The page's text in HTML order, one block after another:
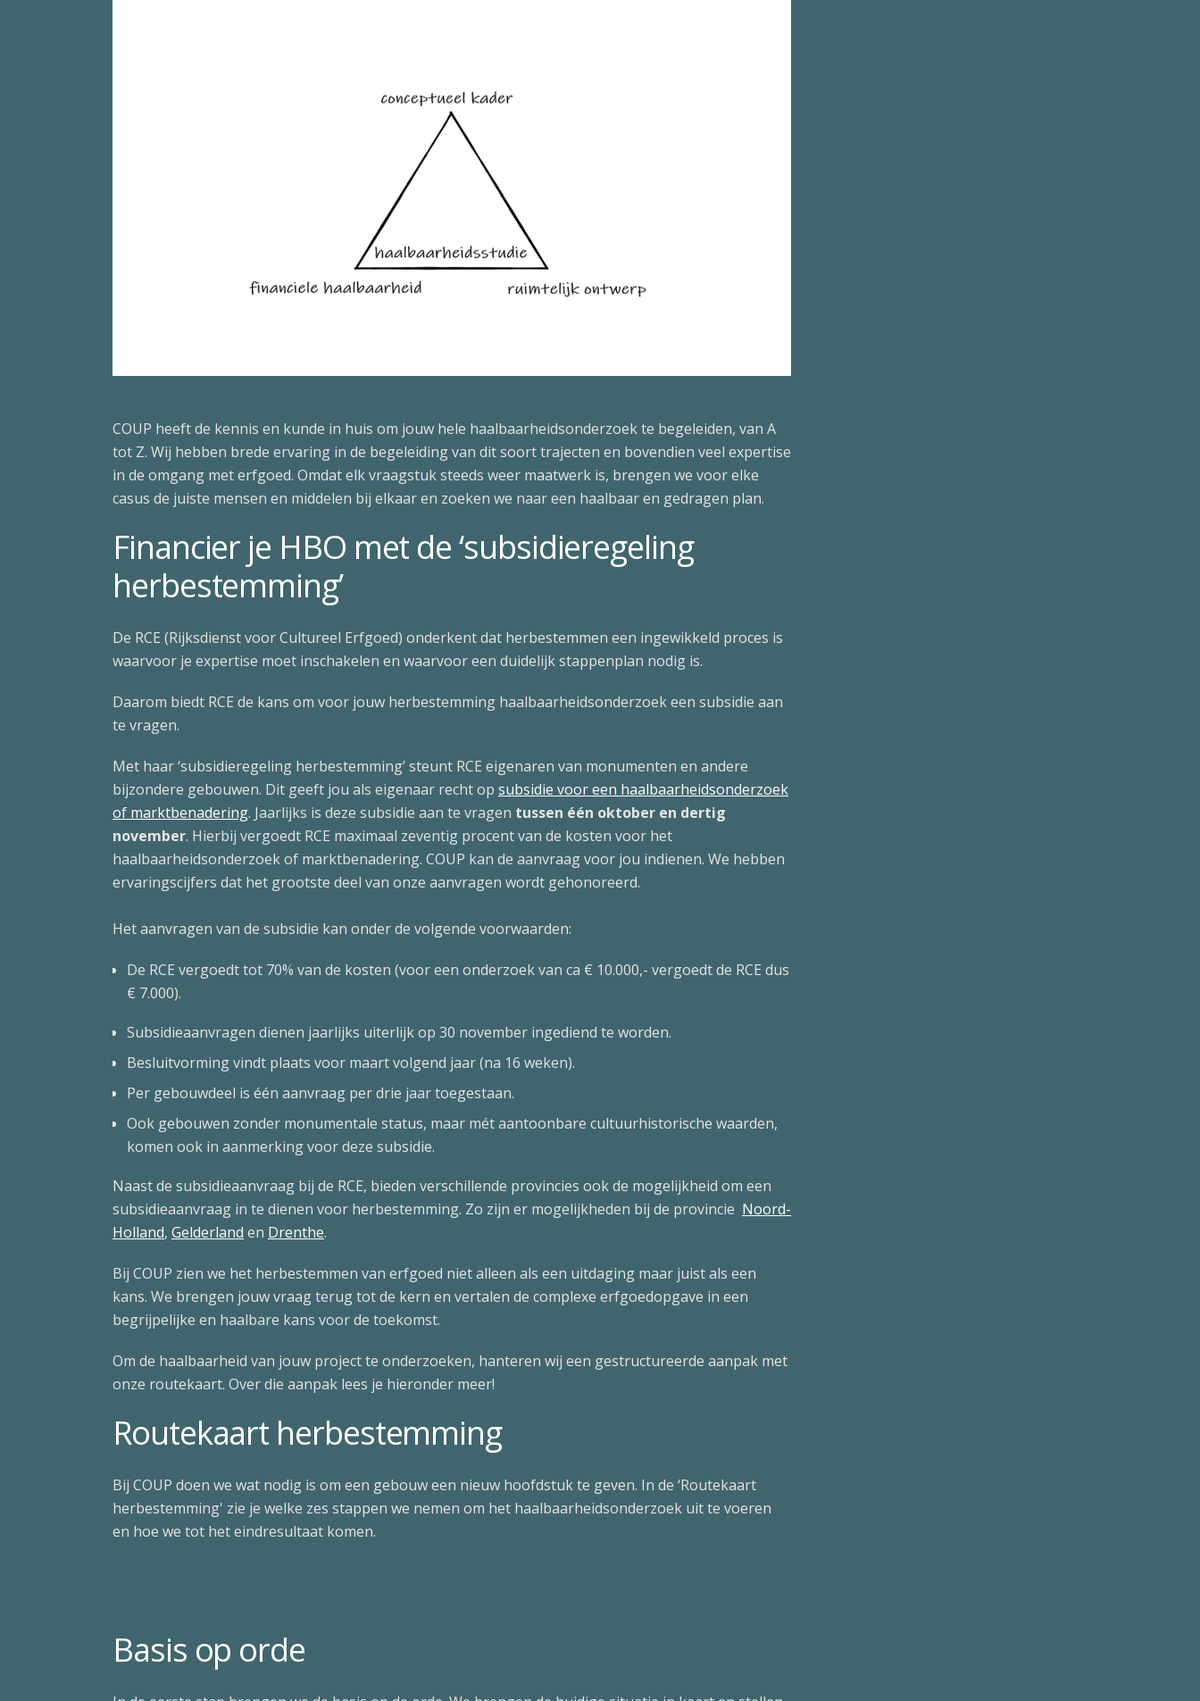
COUP heeft de kennis en kunde in huis om jouw hele haalbaarheidsonderzoek te begeleiden, van A
tot Z. Wij hebben brede ervaring in de begeleiding van dit soort trajecten en bovendien veel expertise
in de omgang met erfgoed. Omdat elk vraagstuk steeds weer maatwerk is, brengen we voor elke
casus de juiste mensen en middelen bij elkaar en zoeken we naar een haalbaar en gedragen plan.
Financier je HBO met de ‘subsidieregeling
herbestemming’
De RCE (Rijksdienst voor Cultureel Erfgoed) onderkent dat herbestemmen een ingewikkeld proces is
waarvoor je expertise moet inschakelen en waarvoor een duidelijk stappenplan nodig is.
Daarom biedt RCE de kans om voor jouw herbestemming haalbaarheidsonderzoek een subsidie aan
te vragen.
Met haar ‘subsidieregeling herbestemming’ steunt RCE eigenaren van monumenten en andere
bijzondere gebouwen. Dit geeft jou als eigenaar recht op subsidie voor een haalbaarheidsonderzoek
of marktbenadering. Jaarlijks is deze subsidie aan te vragen tussen één oktober en dertig
november. Hierbij vergoedt RCE maximaal zeventig procent van de kosten voor het
haalbaarheidsonderzoek of marktbenadering. COUP kan de aanvraag voor jou indienen. We hebben
ervaringscijfers dat het grootste deel van onze aanvragen wordt gehonoreerd.
Het aanvragen van de subsidie kan onder de volgende voorwaarden:
De RCE vergoedt tot 70% van de kosten (voor een onderzoek van ca € 10.000,- vergoedt de RCE dus
€ 7.000).
Subsidieaanvragen dienen jaarlijks uiterlijk op 30 november ingediend te worden.
Besluitvorming vindt plaats voor maart volgend jaar (na 16 weken).
Per gebouwdeel is één aanvraag per drie jaar toegestaan.
Ook gebouwen zonder monumentale status, maar mét aantoonbare cultuurhistorische waarden,
komen ook in aanmerking voor deze subsidie.
Naast de subsidieaanvraag bij de RCE, bieden verschillende provincies ook de mogelijkheid om een
subsidieaanvraag in te dienen voor herbestemming. Zo zijn er mogelijkheden bij de provincie Noord-
Holland, Gelderland en Drenthe.
Bij COUP zien we het herbestemmen van erfgoed niet alleen als een uitdaging maar juist als een
kans. We brengen jouw vraag terug tot de kern en vertalen de complexe erfgoedopgave in een
begrijpelijke en haalbare kans voor de toekomst.
Om de haalbaarheid van jouw project te onderzoeken, hanteren wij een gestructureerde aanpak met
onze routekaart. Over die aanpak lees je hieronder meer!
Routekaart herbestemming
Bij COUP doen we wat nodig is om een gebouw een nieuw hoofdstuk te geven. In de ‘Routekaart
herbestemming' zie je welke zes stappen we nemen om het haalbaarheidsonderzoek uit te voeren
en hoe we tot het eindresultaat komen.
Basis op orde